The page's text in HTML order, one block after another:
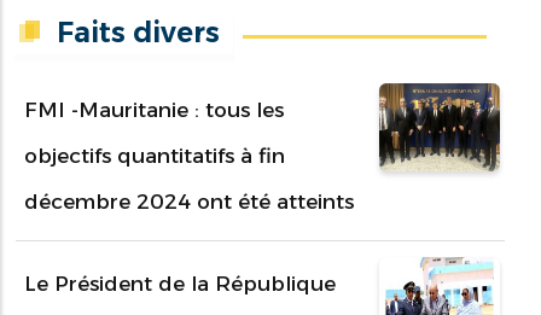
Faits divers
FMI -Mauritanie : tous les
objectifs quantitatifs à fin
décembre 2024 ont été atteints
Le Président de la République